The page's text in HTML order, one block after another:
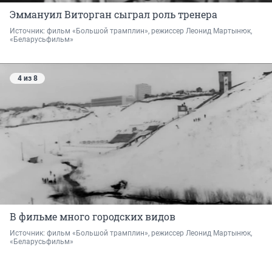
Эммануил Виторган сыграл роль тренера
Источник: фильм «Большой трамплин», режиссер Леонид Мартынюк,
«Беларусьфильм»
4 из 8
В фильме много городских видов
Источник: фильм «Большой трамплин», режиссер Леонид Мартынюк,
«Беларусьфильм»